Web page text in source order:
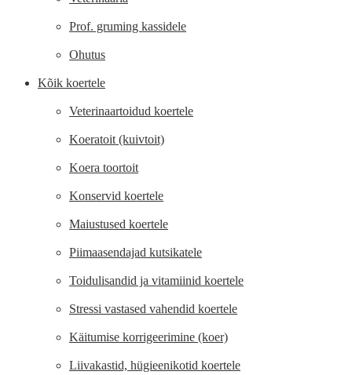
Prof. gruming kassidele
Ohutus
Kõik koertele
Veterinaartoidud koertele
Koeratoit (kuivtoit)
Koera toortoit
Konservid koertele
Maiustused koertele
Piimaasendajad kutsikatele
Toidulisandid ja vitamiinid koertele
Stressi vastased vahendid koertele
Käitumise korrigeerimine (koer)
Liivakastid, hügieenikotid koertele